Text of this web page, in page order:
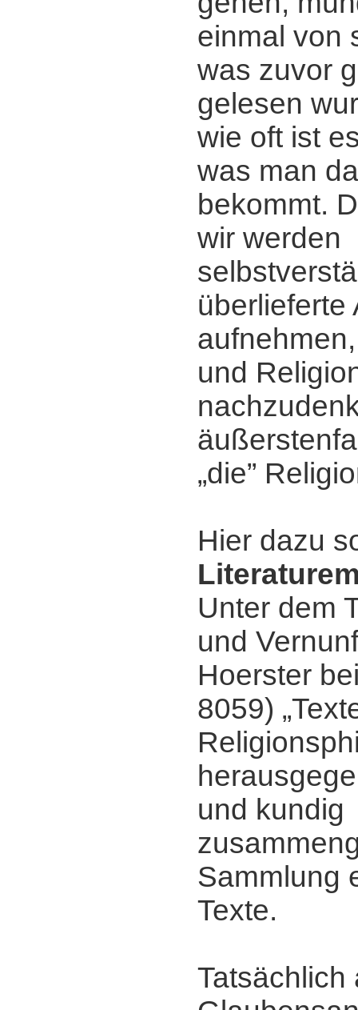
einmal von
was zuvor
gelesen
wie oft ist
was man
bekommt.
wir werden
überlieferte
und
„die”
Hier dazu
Unter dem
und
Hoerster
8059)
und kundig
Sammlung
Texte.
Tatsächlich